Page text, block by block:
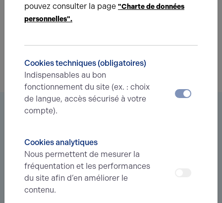
d’entreprise.
Vous êtes à la recherche d’un bien
Déléguez votre projetà nos experts et soyez prévenus des
nouvelles offres enavant-première correspondant à votre
recherche.
pouvez consulter la page "Charte de données
personnelles".
Cookies techniques (obligatoires)
Indispensables au bon
fonctionnement du site (ex. : choix
de langue, accès sécurisé à votre
compte).
Cookies analytiques
Nous permettent de mesurer la
fréquentation et les performances
du site afin d’en améliorer le
contenu.